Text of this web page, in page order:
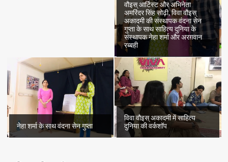
वौइस् आर्टिस्ट और अभिनेता
अमरिंदर सिंह सोढ़ी, विवा वौइस्
अकादमी की संस्थापक वंदना सेन
गुप्ता के साथ साहित्य दुनिया के
संस्थापक नेहा शर्मा और अरग़वान
रब्बही
नेहा शर्मा के साथ वंदना सेन गुप्ता
विवा वौइस् अकादमी में साहित्य
दुनिया की वर्कशॉप